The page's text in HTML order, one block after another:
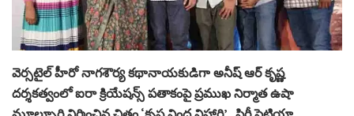
వెర్సటైల్ హీరో నాగశౌర్య కథానాయకుడిగా అనీష్‌ ఆర్‌ కృష్ణ
దర్శకత్వంలో ఐరా క్రియేషన్స్‌ పతాకంపై ప్రముఖ నిర్మాత ఉషా